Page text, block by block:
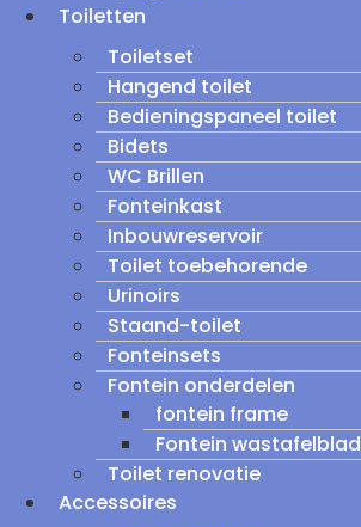
Toiletten
Toiletset
Hangend toilet
Bedieningspaneel toilet
Bidets
WC Brillen
Fonteinkast
Inbouwreservoir
Toilet toebehorende
Urinoirs
Staand-toilet
Fonteinsets
Fontein onderdelen
fontein frame
Fontein wastafelblad
Toilet renovatie
Accessoires